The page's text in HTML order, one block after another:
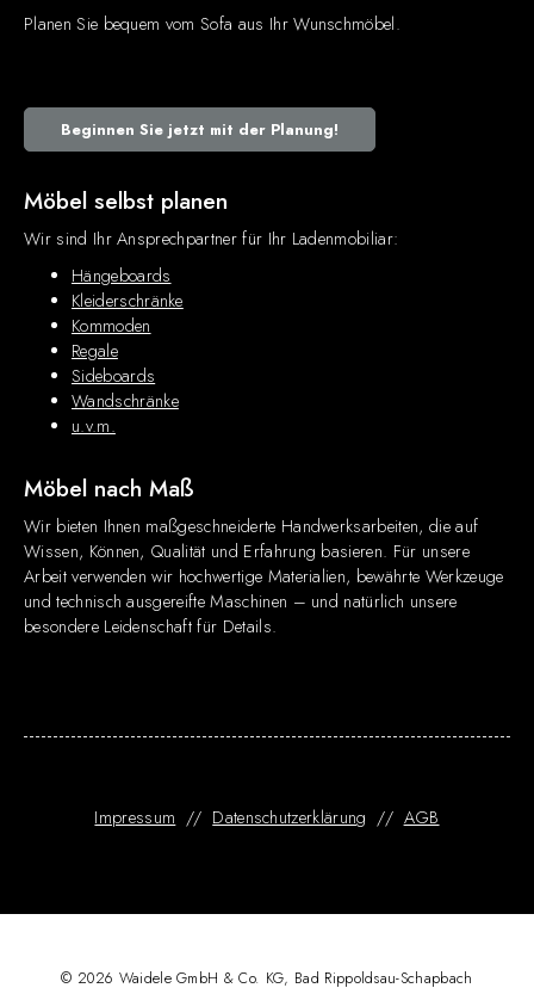
Planen Sie bequem vom Sofa aus Ihr Wunschmöbel.
Beginnen Sie jetzt mit der Planung!
Möbel selbst planen
Wir sind Ihr Ansprechpartner für Ihr Ladenmobiliar:
Hängeboards
Kleiderschränke
Kommoden
Regale
Sideboards
Wandschränke
u.v.m.
Möbel nach Maß
Wir bieten Ihnen maßgeschneiderte Handwerksarbeiten, die auf
Wissen, Können, Qualität und Erfahrung basieren. Für unsere
Arbeit verwenden wir hochwertige Materialien, bewährte Werkzeuge
und technisch ausgereifte Maschinen – und natürlich unsere
besondere Leidenschaft für Details.
Impressum // Datenschutzerklärung // AGB
© 2026 Waidele GmbH & Co. KG, Bad Rippoldsau-Schapbach